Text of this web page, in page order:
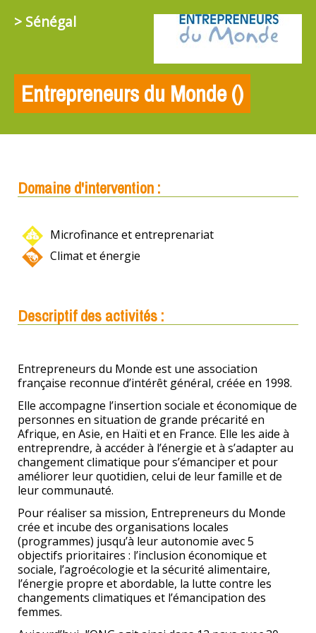
> Sénégal
Entrepreneurs du Monde ()
Domaine d'intervention :
Microfinance et entreprenariat
Climat et énergie
Descriptif des activités :
Entrepreneurs du Monde est une association
française reconnue d’intérêt général, créée en 1998.
Elle accompagne l’insertion sociale et économique de
personnes en situation de grande précarité en
Afrique, en Asie, en Haïti et en France. Elle les aide à
entreprendre, à accéder à l’énergie et à s’adapter au
changement climatique pour s’émanciper et pour
améliorer leur quotidien, celui de leur famille et de
leur communauté.
Pour réaliser sa mission, Entrepreneurs du Monde
crée et incube des organisations locales
(programmes) jusqu’à leur autonomie avec 5
objectifs prioritaires : l’inclusion économique et
sociale, l’agroécologie et la sécurité alimentaire,
l’énergie propre et abordable, la lutte contre les
changements climatiques et l’émancipation des
femmes.